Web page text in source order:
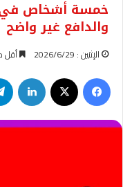
خمسة أشخاص في
والدافع غير واضح
الإثنين : 2026/6/29 أقل
فيسبوك